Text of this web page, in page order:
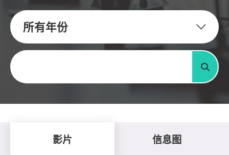
所有年份
关键字
搜寻
影片 信息图